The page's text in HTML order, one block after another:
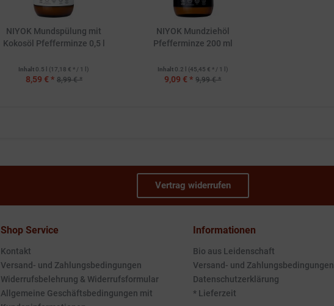
NIYOK Mundspülung mit
Kokosöl Pfefferminze 0,5 l
Inhalt 0.5 l (17,18 € * / 1 l)
8,59 € * 8,99 € *
NIYOK Mundziehöl
Pfefferminze 200 ml
Inhalt 0.2 l (45,45 € * / 1 l)
9,09 € * 9,99 € *
Vertrag widerrufen
Shop Service
Kontakt
Versand- und Zahlungsbedingungen
Widerrufsbelehrung & Widerrufsformular
Allgemeine Geschäftsbedingungen mit
Informationen
Bio aus Leidenschaft
Versand- und Zahlungsbedingungen
Datenschutzerklärung
* Lieferzeit